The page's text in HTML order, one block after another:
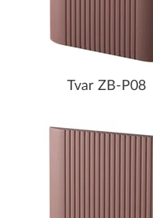
Tvar ZB-P08